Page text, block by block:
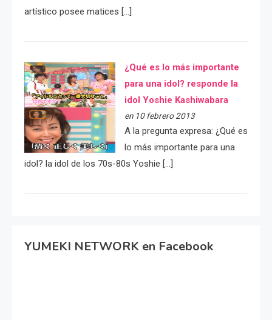
artístico posee matices […]
¿Qué es lo más importante
para una idol? responde la
idol Yoshie Kashiwabara
en 10 febrero 2013
A la pregunta expresa: ¿Qué es
lo más importante para una
idol? la idol de los 70s-80s Yoshie […]
YUMEKI NETWORK en Facebook